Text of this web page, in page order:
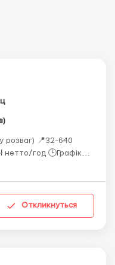
розваг) 📍32-640
год 🕒Графік
зміни 🏠Житло
Откликнуться